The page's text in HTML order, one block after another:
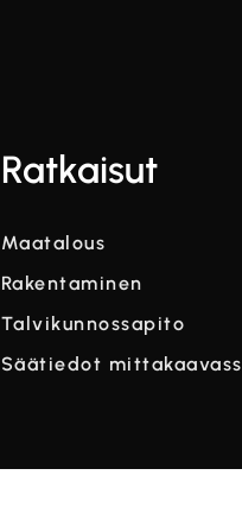
Ratkaisut
Maatalous
Rakentaminen
Talvikunnossapito
Säätiedot